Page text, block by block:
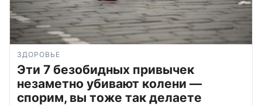
ЗДОРОВЬЕ
Эти 7 безобидных привычек
незаметно убивают колени —
спорим, вы тоже так делаете